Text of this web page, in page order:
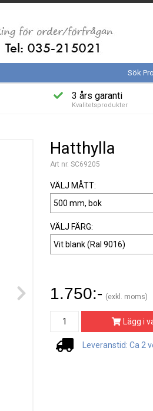
Sök
3 års garanti
Kvalitetsprodukter
Hatthylla
Art nr. SC69205
VÄLJ MÅTT:
VÄLJ FÄRG:
1.750:- (exkl. moms)
Lägg i
Leveranstid: Ca 2